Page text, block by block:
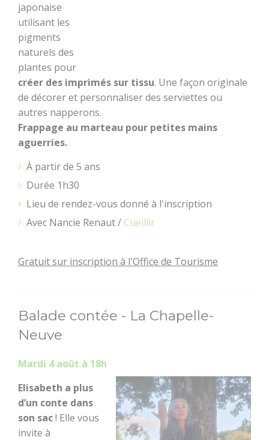
Centre équestre
Golf
japonaise
utilisant les
pigments
naturels des
plantes pour
créer des imprimés sur tissu. Une façon originale
de décorer et personnaliser des serviettes ou
autres napperons.
Frappage au marteau pour petites mains
aguerries.
À partir de 5 ans
Durée 1h30
Lieu de rendez-vous donné à l'inscription
Avec Nancie Renaut / Cueillir
Gratuit sur inscription à l'Office de Tourisme
Balade contée - La Chapelle-
Neuve
Mardi 4 août à 18h
Elisabeth a plus
d’un conte dans
son sac! Elle vous
invite à